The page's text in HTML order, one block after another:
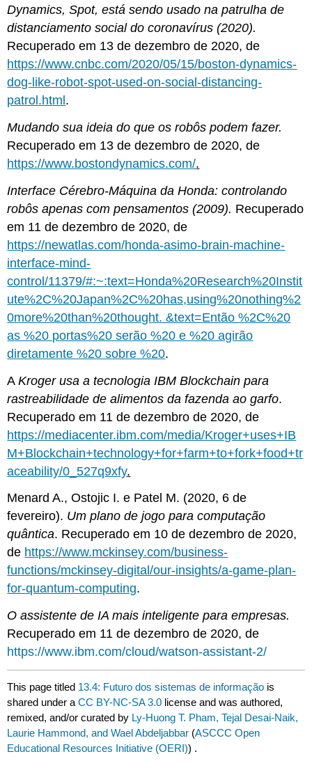
Dynamics, Spot, está sendo usado na patrulha de
distanciamento social do coronavírus (2020).
Recuperado em 13 de dezembro de 2020, de
https://www.cnbc.com/2020/05/15/boston-dynamics-
dog-like-robot-spot-used-on-social-distancing-
patrol.html .
Mudando sua ideia do que os robôs podem fazer.
Recuperado em 13 de dezembro de 2020, de
https://www.bostondynamics.com/.
Interface Cérebro-Máquina da Honda: controlando
robôs apenas com pensamentos (2009). Recuperado
em 11 de dezembro de 2020, de
https://newatlas.com/honda-asimo-brain-machine-
interface-mind-
control/11379/#:~:text=Honda%20Research%20Instit
ute%2C%20Japan%2C%20has,using%20nothing%2
0more%20than%20thought. &text=Então %2C%20
as %20 portas%20 serão %20 e %20 agirão
diretamente %20 sobre %20.
AKroger usa a tecnologia IBM Blockchain para
rastreabilidade de alimentos da fazenda ao garfo.
Recuperado em 11 de dezembro de 2020, de
https://mediacenter.ibm.com/media/Kroger+uses+IB
M+Blockchain+technology+for+farm+to+fork+food+tr
aceability/0_527q9xfy.
Menard A., Ostojic I. e Patel M. (2020, 6 de
fevereiro). Um plano de jogo para computação
quântica. Recuperado em 10 de dezembro de 2020,
de https://www.mckinsey.com/business-
functions/mckinsey-digital/our-insights/a-game-plan-
for-quantum-computing.
O assistente de IA mais inteligente para empresas.
Recuperado em 11 de dezembro de 2020, de
https://www.ibm.com/cloud/watson-assistant-2/
This page titled 13.4: Futuro dos sistemas de informação is
shared under aCC BY-NC-SA 3.0 license and was authored,
remixed, and/or curated by Ly-Huong T. Pham, Tejal Desai-Naik,
Laurie Hammond, and Wael Abdeljabbar (ASCCC Open
Educational Resources Initiative (OERI)) .